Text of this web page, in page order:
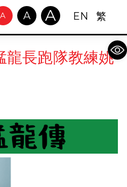
A A A EN 繁
龍長跑隊教練姚